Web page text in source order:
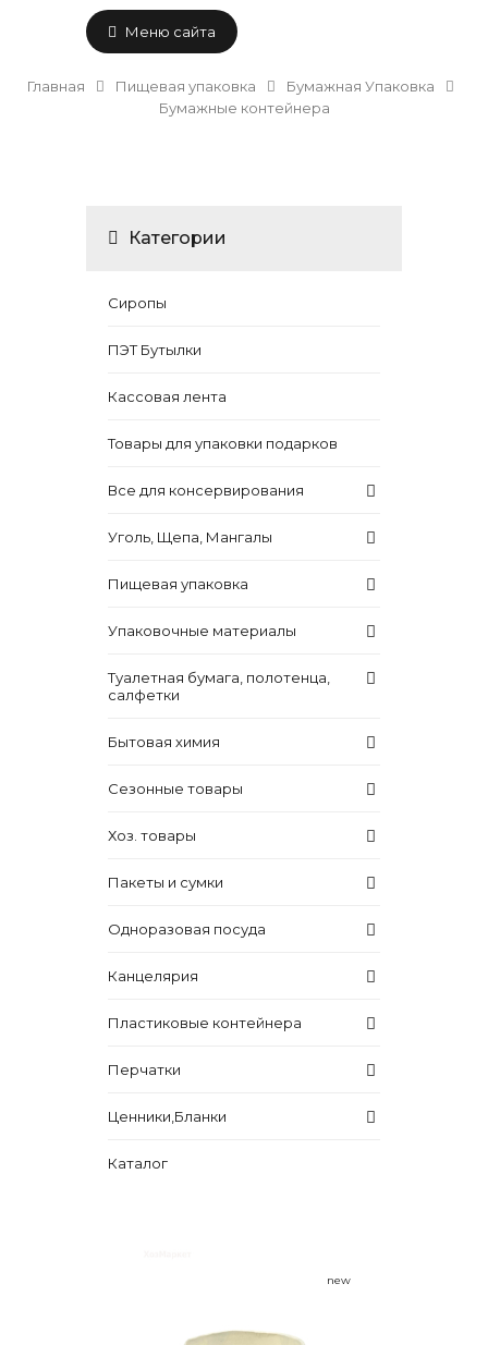
Меню сайта
Главная Пищевая упаковка
Бумажная Упаковка
Бумажные контейнера
Категории
Сиропы
ПЭТ Бутылки
Кассовая лента
Товары для упаковки подарков
Все для консервирования
Уголь, Щепа, Мангалы
Пищевая упаковка
Упаковочные материалы
Туалетная бумага, полотенца,
салфетки
Бытовая химия
Сезонные товары
Хоз. товары
Пакеты и сумки
Одноразовая посуда
Канцелярия
Пластиковые контейнера
Перчатки
Ценники,Бланки
Каталог
new